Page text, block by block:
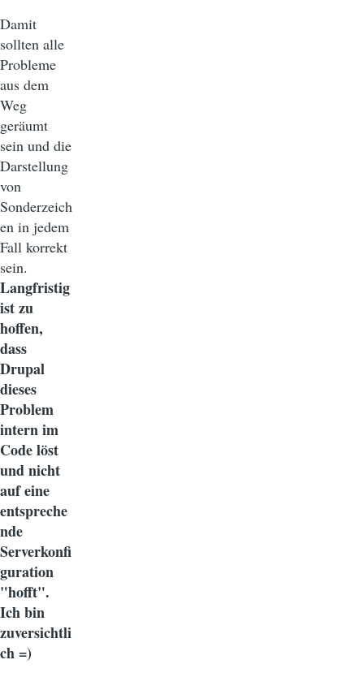
Damit
sollten alle
Probleme
aus dem
Weg
geräumt
sein und die
Darstellung
von
Sonderzeich
en in jedem
Fall korrekt
sein.
Langfristig
ist zu
hoffen,
dass
Drupal
dieses
Problem
intern im
Code löst
und nicht
auf eine
entspreche
nde
Serverkonfi
guration
"hofft".
Ich bin
zuversichtli
ch =)